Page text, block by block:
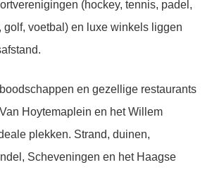
(hockey, tennis, padel,
golf, voetbal) en luxe winkels liggen
en gezellige restaurants
Hoytemaplein en het Willem
plekken. Strand, duinen,
Scheveningen en het Haagse